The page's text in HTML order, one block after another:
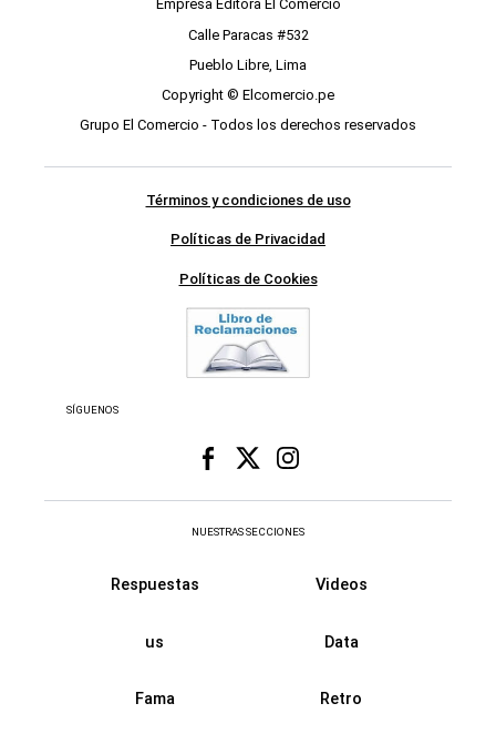
Empresa Editora El Comercio
Calle Paracas #532
Pueblo Libre, Lima
Copyright © Elcomercio.pe
Grupo El Comercio - Todos los derechos reservados
Términos y condiciones de uso
Políticas de Privacidad
Políticas de Cookies
SÍGUENOS
NUESTRAS SECCIONES
Respuestas Videos
us Data
Fama Retro